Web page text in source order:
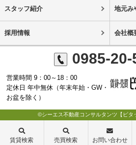
スタッフ紹介 地元み
採用情報 会社概
0985-20-
営業時間 9：00～18：00
定休日 年中無休（年末年始・GW・
お盆を除く）
©シーエス不動産コンサルタンツ【ピタ
賃貸検索 売買検索 お問い合わせ